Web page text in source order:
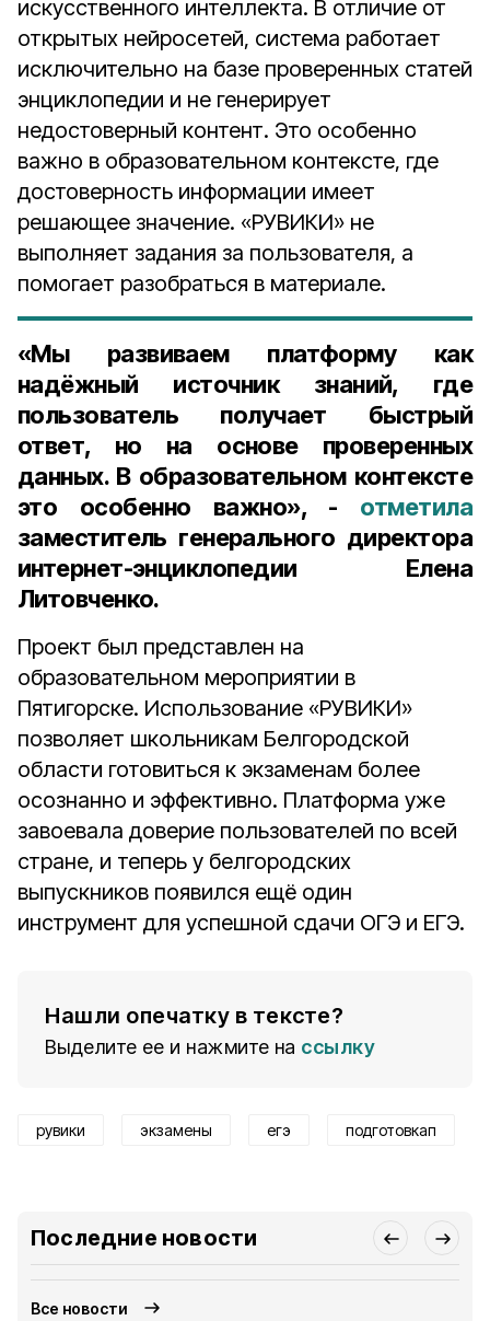
искусственного интеллекта. В отличие от
открытых нейросетей, система работает
исключительно на базе проверенных статей
энциклопедии и не генерирует
недостоверный контент. Это особенно
важно в образовательном контексте, где
достоверность информации имеет
решающее значение. «РУВИКИ» не
выполняет задания за пользователя, а
помогает разобраться в материале.
«Мы развиваем платформу как
надёжный источник знаний, где
пользователь получает быстрый
ответ, но на основе проверенных
данных. В образовательном контексте
это особенно важно», - отметила
заместитель генерального директора
интернет-энциклопедии Елена
Литовченко.
Проект был представлен на
образовательном мероприятии в
Пятигорске. Использование «РУВИКИ»
позволяет школьникам Белгородской
области готовиться к экзаменам более
осознанно и эффективно. Платформа уже
завоевала доверие пользователей по всей
стране, и теперь у белгородских
выпускников появился ещё один
инструмент для успешной сдачи ОГЭ и ЕГЭ.
Нашли опечатку в тексте?
Выделите ее и нажмите на ссылку
рувики экзамены егэ подготовкап
Последние новости
Все новости